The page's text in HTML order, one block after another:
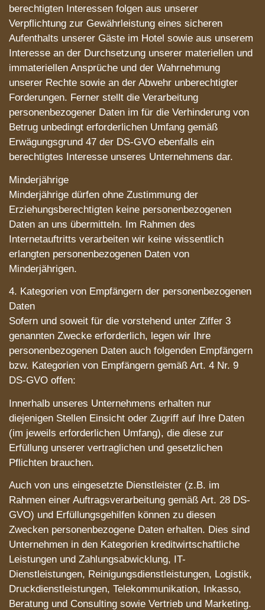
berechtigten Interessen folgen aus unserer
Verpflichtung zur Gewährleistung eines sicheren
Aufenthalts unserer Gäste im Hotel sowie aus unserem
Interesse an der Durchsetzung unserer materiellen und
immateriellen Ansprüche und der Wahrnehmung
unserer Rechte sowie an der Abwehr unberechtigter
Forderungen. Ferner stellt die Verarbeitung
personenbezogener Daten im für die Verhinderung von
Betrug unbedingt erforderlichen Umfang gemäß
Erwägungsgrund 47 der DS-GVO ebenfalls ein
berechtigtes Interesse unseres Unternehmens dar.
Minderjährige
Minderjährige dürfen ohne Zustimmung der
Erziehungsberechtigten keine personenbezogenen
Daten an uns übermitteln. Im Rahmen des
Internetauftritts verarbeiten wir keine wissentlich
erlangten personenbezogenen Daten von
Minderjährigen.
4. Kategorien von Empfängern der personenbezogenen
Daten
Sofern und soweit für die vorstehend unter Ziffer 3
genannten Zwecke erforderlich, legen wir Ihre
personenbezogenen Daten auch folgenden Empfängern
bzw. Kategorien von Empfängern gemäß Art. 4 Nr. 9
DS-GVO offen:
Innerhalb unseres Unternehmens erhalten nur
diejenigen Stellen Einsicht oder Zugriff auf Ihre Daten
(im jeweils erforderlichen Umfang), die diese zur
Erfüllung unserer vertraglichen und gesetzlichen
Pflichten brauchen.
Auch von uns eingesetzte Dienstleister (z.B. im
Rahmen einer Auftragsverarbeitung gemäß Art. 28 DS-
GVO) und Erfüllungsgehilfen können zu diesen
Zwecken personenbezogene Daten erhalten. Dies sind
Unternehmen in den Kategorien kreditwirtschaftliche
Leistungen und Zahlungsabwicklung, IT-
Dienstleistungen, Reinigungsdienstleistungen, Logistik,
Druckdienstleistungen, Telekommunikation, Inkasso,
Beratung und Consulting sowie Vertrieb und Marketing.